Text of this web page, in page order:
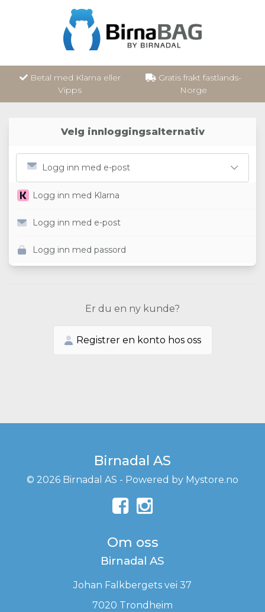
Betal med Klarna eller
Vipps
Gratis frakt fastlands-
Norge
Velg innloggingsalternativ
Logg inn med e-post
Logg inn med Klarna
Logg inn med e-post
Logg inn med passord
Er du en ny kunde?
Registrer en konto hos oss
Birnadal AS
© 2026 Birnadal AS - Powered by Mystore.no
Om oss
Birnadal AS
Johan Falkbergets vei 37
7020 Trondheim